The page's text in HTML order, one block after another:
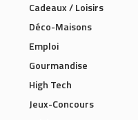
Cadeaux / Loisirs
Déco-Maisons
Emploi
Gourmandise
High Tech
Jeux-Concours